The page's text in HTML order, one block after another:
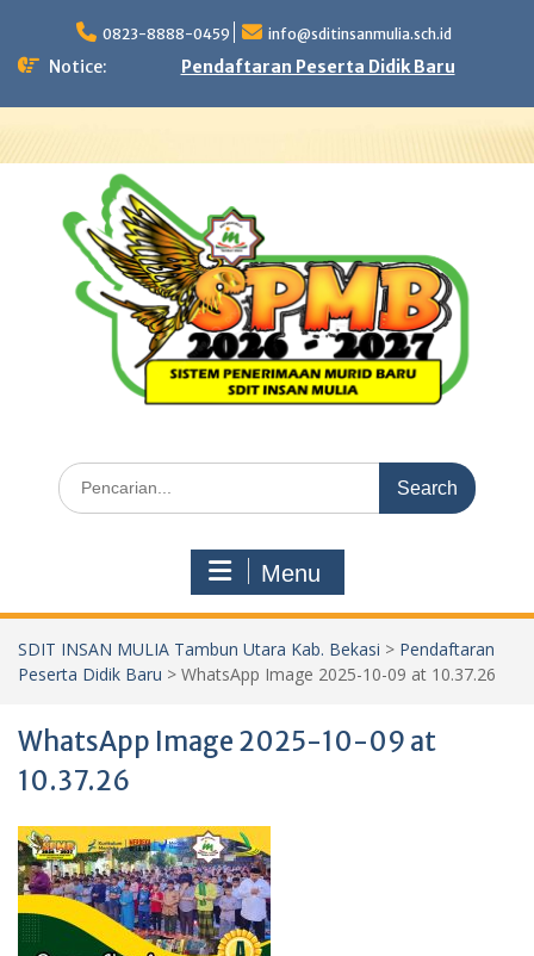
content
0823-8888-0459 info@sditinsanmulia.sch.id
Notice: Pendaftaran Peserta Didik Baru
Search
for:
Menu
SDIT INSAN MULIA Tambun Utara Kab. Bekasi > Pendaftaran
Peserta Didik Baru > WhatsApp Image 2025-10-09 at 10.37.26
WhatsApp Image 2025-10-09 at
10.37.26